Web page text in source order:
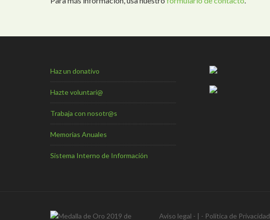
Haz un donativo
Hazte voluntari@
Trabaja con nosotr@s
Memorias Anuales
Sistema Interno de Información
Aviso legal - | - Política de Privacidad